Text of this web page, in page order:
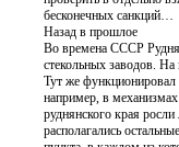
бесконечных санкций…
Назад в прошлое
Во времена СССР
стекольных заводов.
Тут же функционировал
например, в
руднянского края
располагались